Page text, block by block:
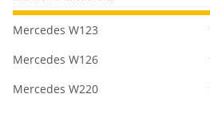
Mercedes W123
Mercedes W126
Mercedes W220